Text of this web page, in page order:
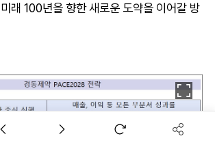
래 100년을 향한 새로운 도약을 이어갈 방